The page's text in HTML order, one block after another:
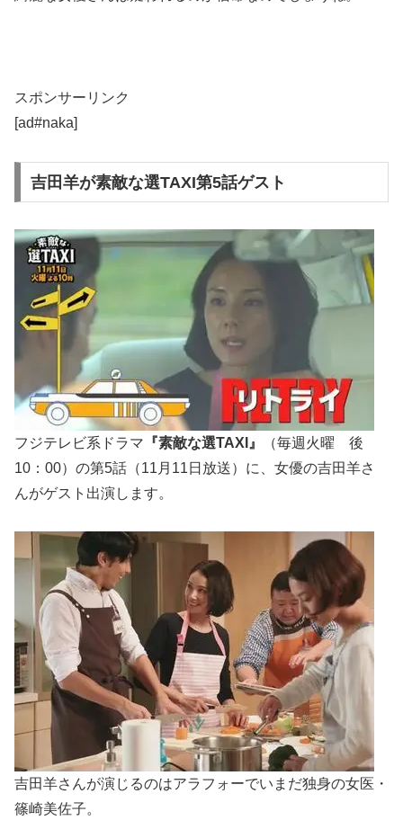
スポンサーリンク
[ad#naka]
吉田羊が素敵な選TAXI第5話ゲスト
フジテレビ系ドラマ 『素敵な選TAXI』
（毎週火曜 後
10：00）の第5話（11月11日放送）に、女優の吉田羊さ
んがゲスト出演します。
吉田羊さんが演じるのはアラフォーでいまだ独身の女医・
篠崎美佐子。